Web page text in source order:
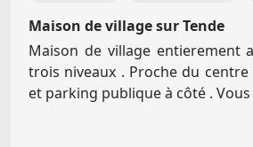
Maison de village sur Tende
Maison de village entierement
trois niveaux . Proche du
et parking publique à côté .